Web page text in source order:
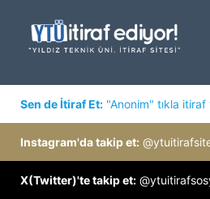
Sen de İtiraf Et: "Anonim" tıkla itiraf
Instagram'da takip et:
X(Twitter)'te takip et: